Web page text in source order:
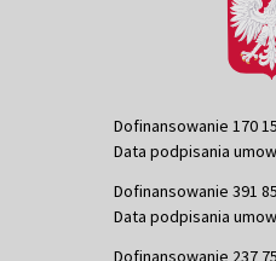
Dofinansowanie 170
Data podpisania
Dofinansowanie 391
Data podpisania
Dofinansowanie 237